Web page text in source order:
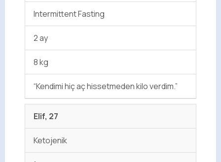
Intermittent Fasting
2 ay
8 kg
“Kendimi hiç aç hissetmeden kilo verdim.”
Elif, 27
Ketojenik